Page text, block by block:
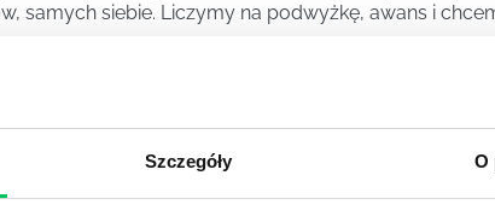
Szczegóły O
samych siebie. Liczymy na podwyżkę, awans i
studiów. Pozwala zdobyć wiedzę na temat